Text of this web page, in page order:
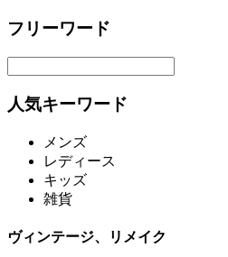
フリーワード
人気キーワード
メンズ
レディース
キッズ
雑貨
ヴィンテージ、リメイク